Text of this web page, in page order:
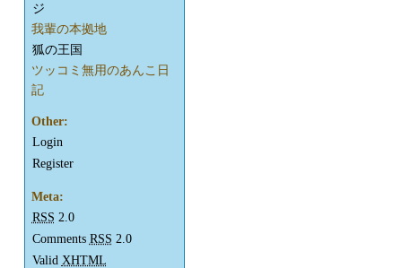
ジ
我輩の本拠地
狐の王国
ツッコミ無用のあんこ日
記
Other:
Login
Register
Meta:
RSS 2.0
Comments RSS 2.0
Valid XHTML